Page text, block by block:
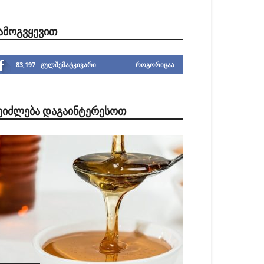
83,197 გულშემატკივარი ᲠᲝᲒᲝᲠᲘᲪᲐᲐ
ᲓᲐᲒᲐᲘᲜᲢᲔᲠᲔᲡᲝᲗ